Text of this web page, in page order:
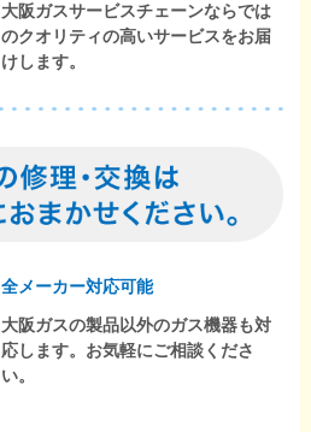
大阪ガスサービスチェーンならでは
のクオリティの高いサービスをお届
けします。
全メーカー対応可能
大阪ガスの製品以外のガス機器も対
応します。お気軽にご相談くださ
い。